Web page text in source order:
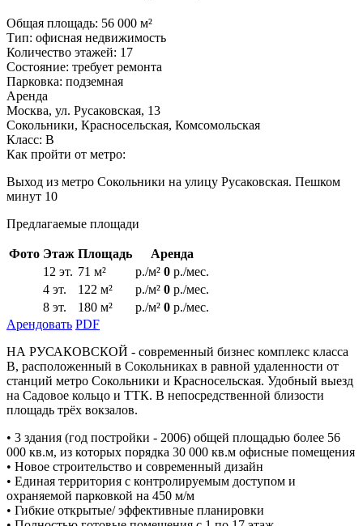
Общая площадь: 56 000 м²
Тип: офисная недвижимость
Количество этажей: 17
Состояние: требует ремонта
Парковка: подземная
Аренда
Москва, ул. Русаковская, 13
Сокольники, Красносельская, Комсомольская
Класс: В
Как пройти от метро:
Выход из метро Сокольники на улицу Русаковская. Пешком
минут 10
Предлагаемые площади
Фото Этаж Площадь
Аренда
12 эт. 71 м² р./м² 0 р./мес.
4 эт.
122 м² р./м² 0 р./мес.
8 эт.
180 м² р./м² 0 р./мес.
Арендовать PDF
НА РУСАКОВСКОЙ - современный бизнес комплекс класса
В, расположенный в Сокольниках в равной удаленности от
станций метро Сокольники и Красносельская. Удобный выезд
на Садовое кольцо и ТТК. В непосредственной близости
площадь трёх вокзалов.
• 3 здания (год постройки - 2006) общей площадью более 56
000 кв.м, из которых порядка 30 000 кв.м офисные помещения
• Новое строительство и современный дизайн
• Единая территория с контролируемым доступом и
охраняемой парковкой на 450 м/м
• Гибкие открытые/ эффективные планировки